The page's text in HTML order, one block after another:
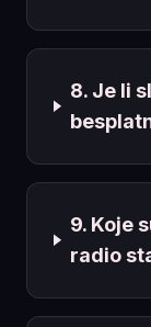
8. Je li
9. Koje
radio